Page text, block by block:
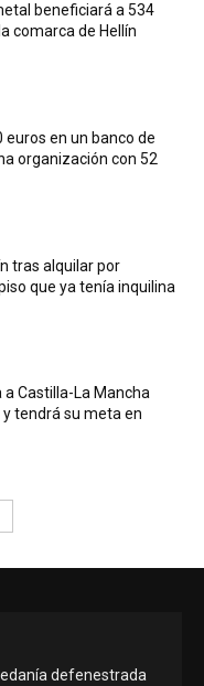
beneficiará a 534
comarca de Hellín
euros en un banco de
organización con 52
tras alquilar por
que ya tenía inquilina
a Castilla-La Mancha
tendrá su meta en
defenestrada